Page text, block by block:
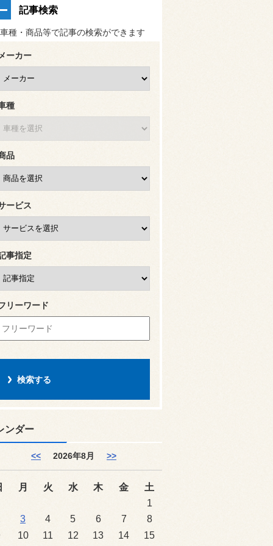
記事検索
種・商品等で記事の検索ができます
ーカー
種
品
ービス
事指定
リーワード
ンダー
<< 2026年8月 >>
月 火 水 木 金
土
1
3 4 5 6 7
8
10 11 12 13 14 15